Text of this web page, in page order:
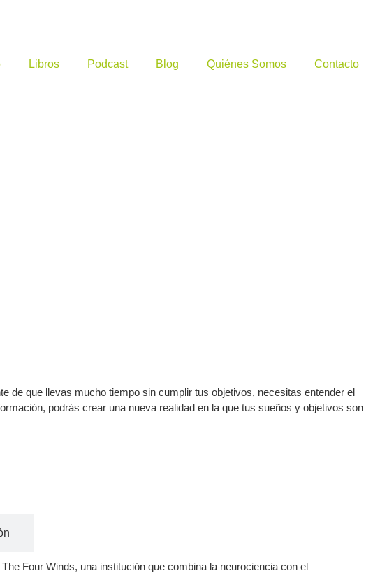
Libros Podcast Blog Quiénes Somos Contacto
de que llevas mucho tiempo sin cumplir tus objetivos, necesitas entender el
podrás crear una nueva realidad en la que tus sueños y objetivos son
Four Winds, una institución que combina la neurociencia con el